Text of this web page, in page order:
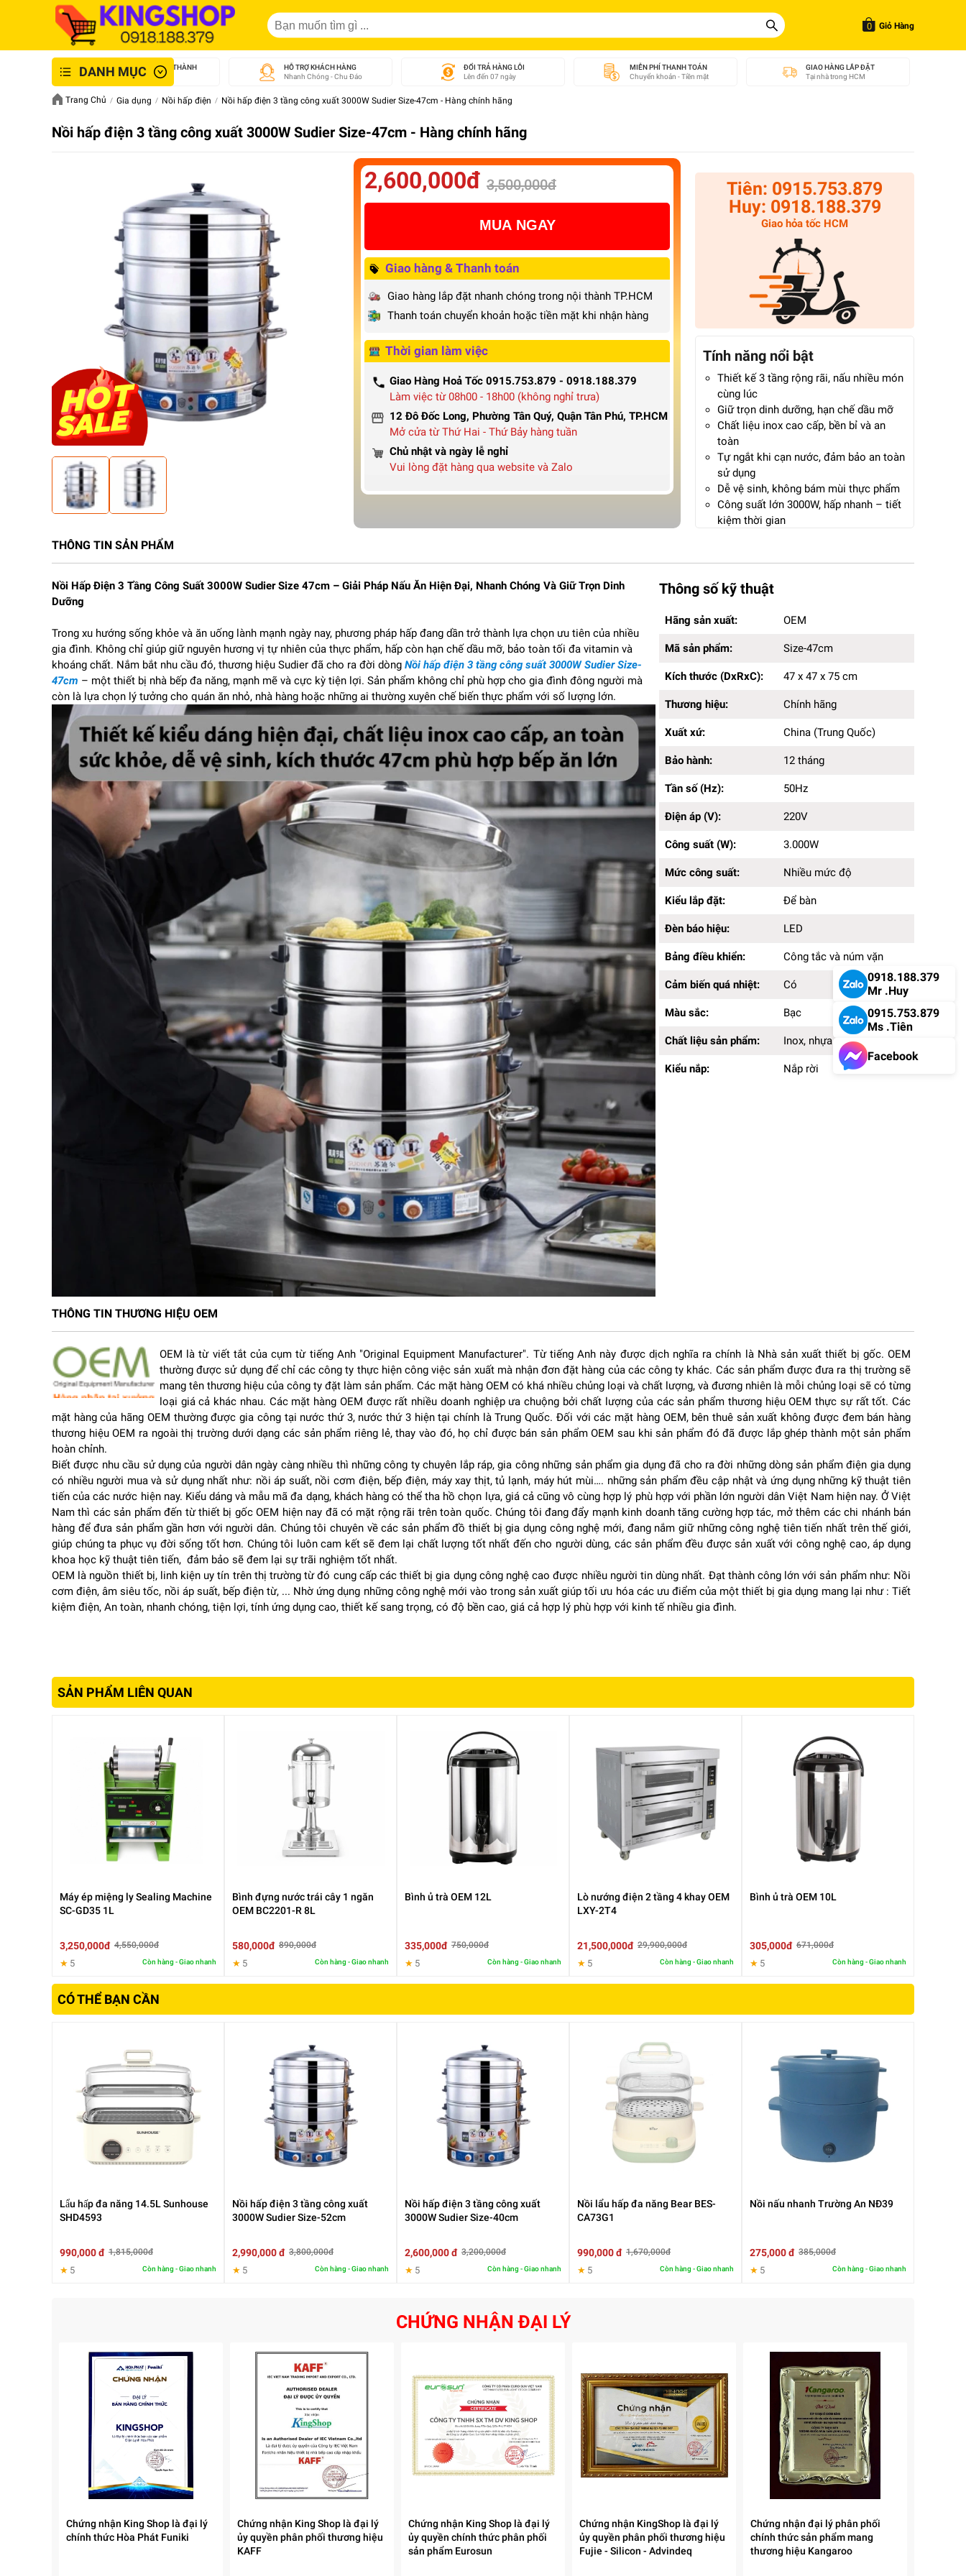
0 Giỏ Hàng
DANH MỤCGIAO NHANH NỘI THÀNH
An Toàn - Tận Tâm
HỖ TRỢ KHÁCH HÀNG
Nhanh Chóng - Chu Đáo
ĐỔI TRẢ HÀNG LỖI
Lên đến 07 ngày
MIỄN PHÍ THANH TOÁN
Chuyển khoản - Tiền mặt
GIAO HÀNG LẮP ĐẶT
Tại nhà trong HCM
Trang Chủ Gia dụng Nồi hấp điện Nồi hấp điện 3 tầng công xuất 3000W Sudier Size-47cm - Hàng chính hãng
Nồi hấp điện 3 tầng công xuất 3000W Sudier Size-47cm - Hàng chính hãng
2,600,000đ 3,500,000đ
MUA NGAY
Giao hàng & Thanh toán
Giao hàng lắp đặt nhanh chóng trong nội thành TP.HCM
Thanh toán chuyển khoản hoặc tiền mặt khi nhận hàng
Thời gian làm việc
Giao Hàng Hoả Tốc 0915.753.879 - 0918.188.379
Làm việc từ 08h00 - 18h00 (không nghỉ trưa)
12 Đô Đốc Long, Phường Tân Quý, Quận Tân Phú, TP.HCM
Mở cửa từ Thứ Hai - Thứ Bảy hàng tuần
Chủ nhật và ngày lễ nghỉ
Vui lòng đặt hàng qua website và Zalo
Tiên: 0915.753.879
Huy: 0918.188.379
Giao hỏa tốc HCM
Tính năng nổi bật
Thiết kế 3 tầng rộng rãi, nấu nhiều món
cùng lúc
Giữ trọn dinh dưỡng, hạn chế dầu mỡ
Chất liệu inox cao cấp, bền bỉ và an
toàn
Tự ngắt khi cạn nước, đảm bảo an toàn
sử dụng
Dễ vệ sinh, không bám mùi thực phẩm
Công suất lớn 3000W, hấp nhanh – tiết
kiệm thời gian
Bảo hành 12 tháng chính hãng
THÔNG TIN SẢN PHẨM
Nồi Hấp Điện 3 Tầng Công Suất 3000W Sudier Size 47cm – Giải Pháp Nấu Ăn Hiện Đại, Nhanh Chóng Và Giữ Trọn Dinh
Dưỡng
Trong xu hướng sống khỏe và ăn uống lành mạnh ngày nay, phương pháp hấp đang dần trở thành lựa chọn ưu tiên của nhiều
gia đình. Không chỉ giúp giữ nguyên hương vị tự nhiên của thực phẩm, hấp còn hạn chế dầu mỡ, bảo toàn tối đa vitamin và
khoáng chất. Nắm bắt nhu cầu đó, thương hiệu Sudier đã cho ra đời dòng Nồi hấp điện 3 tầng công suất 3000W Sudier Size-
47cm – một thiết bị nhà bếp đa năng, mạnh mẽ và cực kỳ tiện lợi. Sản phẩm không chỉ phù hợp cho gia đình đông người mà
còn là lựa chọn lý tưởng cho quán ăn nhỏ, nhà hàng hoặc những ai thường xuyên chế biến thực phẩm với số lượng lớn.
1. Phân tích chi tiết sản phẩm
Thiết kế 3 tầng rộng rãi – Tối ưu không gian nấu
Nồi hấp điện Sudier Size-47cm được thiết kế với 3 tầng hấp riêng biệt, cho phép bạn chế biến nhiều món ăn cùng lúc mà không
bị lẫn mùi. Với đường kính lớn 47cm, mỗi tầng đều có không gian rộng rãi, dễ dàng hấp:
Hải sản: cua, ghẹ, tôm, cá nguyên con
Thịt: gà, vịt, sườn, giò chả
Rau củ: bông cải, cà rốt, khoai, ngô
Thiết kế tầng chồng giúp tận dụng tối đa diện tích, đặc biệt phù hợp với không gian bếp hiện đại.
Công suất mạnh mẽ 3000W – Hấp nhanh, tiết kiệm thời gian
Một trong những điểm nổi bật nhất của sản phẩm chính là công suất lên đến 3000W. Nhờ đó:
Nước sôi nhanh chỉ trong vài phút
Rút ngắn thời gian chế biến đáng kể
Thực phẩm chín đều, giữ trọn độ ngọt tự nhiên
Đây là yếu tố cực kỳ quan trọng với những người bận rộn hoặc kinh doanh ăn uống cần tốc độ phục vụ cao.
Chất liệu cao cấp – An toàn và bền bỉ
Nồi hấp điệnnày được làm từ inox không gỉ cao cấp, mang lại nhiều ưu điểm:
Ngoài ra, phần đáy nồi được thiết kế dày dặn giúp phân bổ nhiệt đều, tránh cháy khét.
Dung tích lớn, phù hợp gia đình đông người
Tự động ngắt khi cạn nước, đảm bảo an toàn
Dễ vệ sinh, không bám mùi
Hãng sản xuất:OEM
Mã sản phẩm:
Kích thước (DxRxC):
47 x 47 x 75cm
Xuất xứ:China (Trung Quốc)
Tần số (Hz):50Hz
Điện áp (V):
Công suất (W):
Mức công suất:
Nhiều mức độ
Đèn báo hiệu:
Cảm biến quá nhiệt:
Bạc
Chất liệu sản phẩm:
Inox, nhựa
Kiểu nắp:Nắp rời
Thông số kỹ thuật
Hãng sản xuất: OEM
Mã sản phẩm: Size-47cm
Kích thước (DxRxC): 47 x 47 x 75 cm
Thương hiệu: Chính hãng
Xuất xứ: China (Trung Quốc)
Bảo hành: 12 tháng
Tần số (Hz): 50Hz
Điện áp (V): 220V
Công suất (W): 3.000W
Mức công suất: Nhiều mức độ
Kiểu lắp đặt: Để bàn
Đèn báo hiệu: LED
Bảng điều khiển: Công tắc và núm vặn
Cảm biến quá nhiệt: Có
Màu sắc: Bạc
Chất liệu sản phẩm: Inox, nhựa
Kiểu nắp: Nắp rời
THÔNG TIN THƯƠNG HIỆU OEM
OEM là từ viết tắt của cụm từ tiếng Anh "Original Equipment Manufacturer". Từ tiếng Anh này được dịch nghĩa ra chính là Nhà sản xuất thiết bị gốc. OEM
thường được sử dụng để chỉ các công ty thực hiện công việc sản xuất mà nhận đơn đặt hàng của các công ty khác. Các sản phẩm được đưa ra thị trường sẽ
mang tên thương hiệu của công ty đặt làm sản phẩm. Các mặt hàng OEM có khá nhiều chủng loại và chất lượng, và đương nhiên là mỗi chủng loại sẽ có từng
loại giá cả khác nhau. Các mặt hàng OEM được rất nhiều doanh nghiệp ưa chuộng bởi chất lượng của các sản phẩm thương hiệu OEM thực sự rất tốt. Các
mặt hàng của hãng OEM thường được gia công tại nước thứ 3, nước thứ 3 hiện tại chính là Trung Quốc. Đối với các mặt hàng OEM, bên thuê sản xuất không được đem bán hàng
thương hiệu OEM ra ngoài thị trường dưới dạng các sản phẩm riêng lẻ, thay vào đó, họ chỉ được bán sản phẩm OEM sau khi sản phẩm đó đã được lắp ghép thành một sản phẩm
hoàn chỉnh.
Biết được nhu cầu sử dụng của người dân ngày càng nhiều thì những công ty chuyên lắp ráp, gia công những sản phẩm gia dụng đã cho ra đời những dòng sản phẩm điện gia dụng
có nhiều người mua và sử dụng nhất như: nồi áp suất, nồi cơm điện, bếp điện, máy xay thịt, tủ lạnh, máy hút mùi…. những sản phẩm đều cập nhật và ứng dụng những kỹ thuật tiên
tiến của các nước hiện nay. Kiểu dáng và mẫu mã đa dạng, khách hàng có thể tha hồ chọn lựa, giá cả cũng vô cùng hợp lý phù hợp với phần lớn người dân Việt Nam hiện nay. Ở Việt
Nam thì các sản phẩm đến từ thiết bị gốc OEM hiện nay đã có mặt rộng rãi trên toàn quốc. Chúng tôi đang đẩy mạnh kinh doanh tăng cường hợp tác, mở thêm các chi nhánh bán
hàng để đưa sản phẩm gần hơn với người dân. Chúng tôi chuyên về các sản phẩm đồ thiết bị gia dụng công nghệ mới, đang nắm giữ những công nghệ tiên tiến nhất trên thế giới,
giúp chúng ta phục vụ đời sống tốt hơn. Chúng tôi luôn cam kết sẽ đem lại chất lượng tốt nhất đến cho người dùng, các sản phẩm đều được sản xuất với công nghệ cao, áp dụng
khoa học kỹ thuật tiên tiến, đảm bảo sẽ đem lại sự trãi nghiệm tốt nhất.
OEM là nguồn thiết bị, linh kiện uy tín trên thị trường từ đó cung cấp các thiết bị gia dụng công nghệ cao được nhiều người tin dùng nhất. Đạt thành công lớn với sản phẩm như: Nồi
cơm điện, âm siêu tốc, nồi áp suất, bếp điện từ, ... Nhờ ứng dụng những công nghệ mới vào trong sản xuất giúp tối ưu hóa các ưu điểm của một thiết bị gia dụng mang lại như : Tiết
kiệm điện, An toàn, nhanh chóng, tiện lợi, tính ứng dụng cao, thiết kế sang trọng, có độ bền cao, giá cả hợp lý phù hợp với kinh tế nhiều gia đình.
SẢN PHẨM LIÊN QUAN
Máy ép miệng ly Sealing Machine
SC-GD35 1L
3,250,000đ 4,550,000đ
★ 5 Còn hàng - Giao nhanh
Bình đựng nước trái cây 1 ngăn
OEM BC2201-R 8L
580,000đ 890,000đ
★ 5 Còn hàng - Giao nhanh
Bình ủ trà OEM 12L
335,000đ 750,000đ
★ 5 Còn hàng - Giao nhanh
Lò nướng điện 2 tầng 4 khay OEM
LXY-2T4
21,500,000đ 29,900,000đ
★ 5 Còn hàng - Giao nhanh
Bình ủ trà OEM 10L
305,000đ 671,000đ
★ 5 Còn hàng - Giao nhanh
CÓ THỂ BẠN CẦN
Lẩu hấp đa năng 14.5L Sunhouse
SHD4593
990,000 đ 1,815,000đ
★ 5 Còn hàng - Giao nhanh
Nồi hấp điện 3 tầng công xuất
3000W Sudier Size-52cm
2,990,000 đ 3,800,000đ
★ 5 Còn hàng - Giao nhanh
Nồi hấp điện 3 tầng công xuất
3000W Sudier Size-40cm
2,600,000 đ 3,200,000đ
★ 5 Còn hàng - Giao nhanh
Nồi lẩu hấp đa năng Bear BES-
CA73G1
990,000 đ 1,670,000đ
★ 5 Còn hàng - Giao nhanh
Nồi nấu nhanh Trường An NĐ39
275,000 đ 385,000đ
★ 5 Còn hàng - Giao nhanh
CHỨNG NHẬN ĐẠI LÝ
Chứng nhận King Shop là đại lý
chính thức Hòa Phát Funiki
Chứng nhận King Shop là đại lý
ủy quyền phân phối thương hiệu
KAFF
Chứng nhận King Shop là đại lý
ủy quyền chính thức phân phối
sản phẩm Eurosun
Chứng nhận KingShop là đại lý
ủy quyền phân phối thương hiệu
Fujie - Silicon - Advindeq
Chứng nhận đại lý phân phối
chính thức sản phẩm mang
thương hiệu Kangaroo
0918.188.379
Mr .Huy
0915.753.879
Ms .Tiên
Facebook